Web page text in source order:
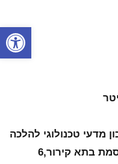
פתח
מדעי טכנולוגי להלכה
4 מדפים מדולריים מזכוכית מחוסמת בתא קירור,6